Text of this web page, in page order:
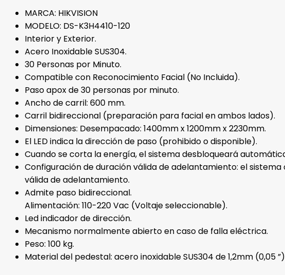
MARCA: HIKVISION
MODELO: DS-K3H4410-120
Interior y Exterior.
Acero Inoxidable SUS304.
30 Personas por Minuto.
Compatible con Reconocimiento Facial (No Incluida).
Paso apox de 30 personas por minuto.
Ancho de carril: 600 mm.
Carril bidireccional (preparación para facial en ambos lados).
Dimensiones: Desempacado: 1400mm x 1200mm x 2230mm.
El LED indica la dirección de paso (prohibido o disponible).
Cuando se corta la energía, el sistema desbloqueará
Configuración de duración válida de adelantamiento: el
válida de adelantamiento.
Admite paso bidireccional.
Alimentación: 110-220 Vac (Voltaje seleccionable).
Led indicador de dirección.
Mecanismo normalmente abierto en caso de falla eléctrica.
Peso: 100 kg.
Material del pedestal: acero inoxidable SUS304 de 1,2mm (0,05